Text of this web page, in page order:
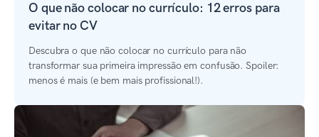
O que não colocar no currículo: 12 erros para
evitar no CV
Descubra o que não colocar no currículo para não
transformar sua primeira impressão em confusão. Spoiler:
menos é mais (e bem mais profissional!).